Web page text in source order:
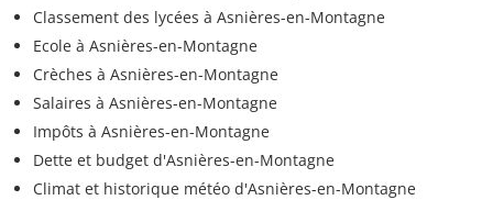
Classement des lycées à Asnières-en-Montagne
Ecole à Asnières-en-Montagne
Crèches à Asnières-en-Montagne
Salaires à Asnières-en-Montagne
Impôts à Asnières-en-Montagne
Dette et budget d'Asnières-en-Montagne
Climat et historique météo d'Asnières-en-Montagne